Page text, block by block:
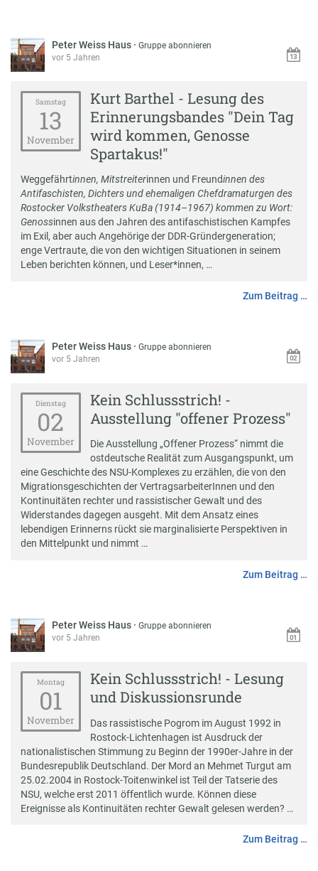
Peter Weiss Haus ·Gruppe abonnieren
vor 5 Jahren
Samstag
13
November
Kurt Barthel - Lesung des
Erinnerungsbandes "Dein Tag
wird kommen, Genosse
Spartakus!"
Weggefährtinnen, Mitstreiterinnen und Freundinnen des
Antifaschisten, Dichters und ehemaligen Chefdramaturgen des
Rostocker Volkstheaters KuBa (1914–1967) kommen zu Wort:
Genossinnen aus den Jahren des antifaschistischen Kampfes
im Exil, aber auch Angehörige der DDR-Gründergeneration;
enge Vertraute, die von den wichtigen Situationen in seinem
Leben berichten können, und Leser*innen, …
Zum Beitrag …
Peter Weiss Haus ·Gruppe abonnieren
vor 5 Jahren
Dienstag
02
November
Kein Schlussstrich! -
Ausstellung "offener Prozess"
Die Ausstellung „Offener Prozess“ nimmt die
ostdeutsche Realität zum Ausgangspunkt, um
eine Geschichte des NSU-Komplexes zu erzählen, die von den
Migrationsgeschichten der VertragsarbeiterInnen und den
Kontinuitäten rechter und rassistischer Gewalt und des
Widerstandes dagegen ausgeht. Mit dem Ansatz eines
lebendigen Erinnerns rückt sie marginalisierte Perspektiven in
den Mittelpunkt und nimmt …
Zum Beitrag …
Peter Weiss Haus ·Gruppe abonnieren
vor 5 Jahren
Montag
01
November
Kein Schlussstrich! - Lesung
und Diskussionsrunde
Das rassistische Pogrom im August 1992 in
Rostock-Lichtenhagen ist Ausdruck der
nationalistischen Stimmung zu Beginn der 1990er-Jahre in der
Bundesrepublik Deutschland. Der Mord an Mehmet Turgut am
25.02.2004 in Rostock-Toitenwinkel ist Teil der Tatserie des
NSU, welche erst 2011 öffentlich wurde. Können diese
Ereignisse als Kontinuitäten rechter Gewalt gelesen werden? …
Zum Beitrag …